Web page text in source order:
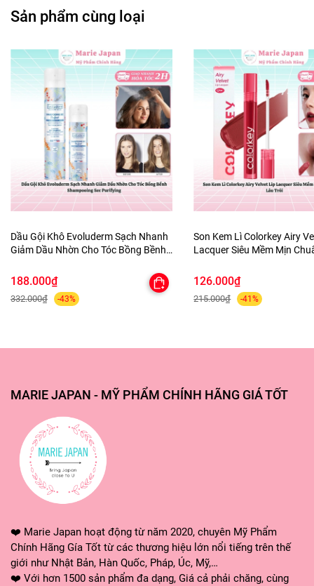
Sản phẩm cùng loại
Dầu Gội Khô Evoluderm Sạch Nhanh
Giảm Dầu Nhờn Cho Tóc Bồng Bềnh
188.000₫
332.000₫ -43%
Son Kem Lì Colorkey Airy
Lacquer Siêu Mềm Mịn
126.000₫
215.000₫ -41%
MARIE JAPAN - MỸ PHẨM CHÍNH HÃNG GIÁ TỐT
❤️ Marie Japan hoạt động từ năm 2020, chuyên Mỹ Phẩm
Chính Hãng Gía Tốt từ các thương hiệu lớn nổi tiếng trên thế
giới như Nhật Bản, Hàn Quốc, Pháp, Úc, Mỹ,…
❤️ Với hơn 1500 sản phẩm đa dạng, Giá cả phải chăng, cùng